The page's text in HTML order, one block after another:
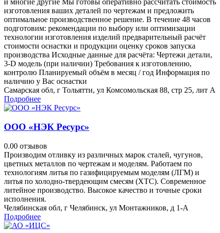
и многие другие Мы готовы оперативно рассчитать стоимость
изготовления ваших деталей по чертежам и предложить
оптимальное производственное решение. В течение 48 часов
подготовим: рекомендации по выбору или оптимизации
технологии изготовления изделий предварительный расчёт
стоимости оснастки и продукции оценку сроков запуска
производства Исходные данные для расчёта: Чертежи детали,
3-D модель (при наличии) Требования к изготовлению,
контролю Планируемый объём в месяц / год Информация по
наличию у Вас оснастки
Самарская обл, г Тольятти, ул Комсомольская 88, стр 25, лит А
Подробнее
ООО «НЭК Ресурс»
0.00 отзывов
Производим отливку из различных марок сталей, чугунов,
цветных металлов по чертежам и моделям. Работаем по
технологиям литья по газифицируемым моделям (ЛГМ) и
литья по холодно-твердеющим смесям (ХТС). Современное
литейное производство. Высокое качество и точные сроки
исполнения.
Челябинская обл, г Челябинск, ул Монтажников, д 1-А
Подробнее